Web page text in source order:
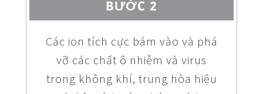
BƯỚC 2
Các ion tích cực bám vào và phá
vỡ các chất ô nhiễm và virus
trong không khí, trung hòa hiệu